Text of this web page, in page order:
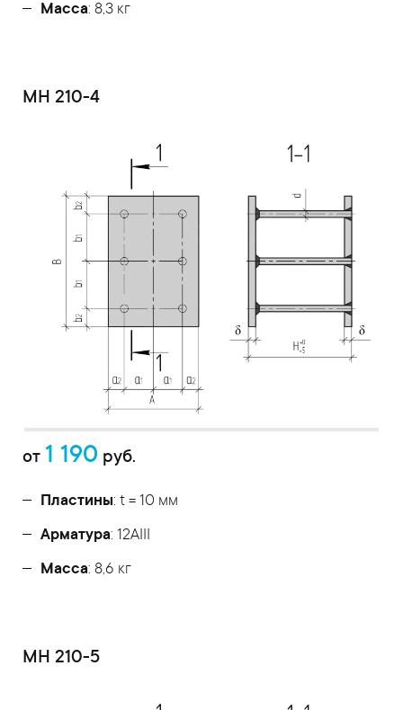
Масса: 8,3 кг
МН 210-4
от 1 190 руб.
Пластины: t = 10 мм
Арматура: 12AIII
Масса: 8,6 кг
МН 210-5